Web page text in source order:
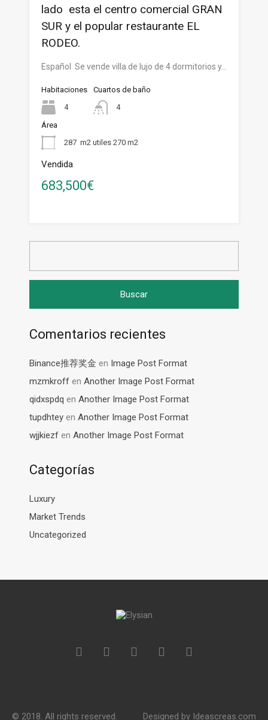
lado esta el centro comercial GRAN
SUR y el popular restaurante EL
RODEO.
Español Se vende villa de lujo de 4 dormitorios y…
Habitaciones
4
Cuartos de baño
4
Área
287 m2 utiles 270 m2
Vendida
683,500€
Comentarios recientes
Binance推荐奖金 en Image Post Format
mzmkroff en Another Image Post Format
qidxspdq en Another Image Post Format
tupdhtey en Another Image Post Format
wjjkiezf en Another Image Post Format
Categorías
Luxury
Market Trends
Uncategorized
© 2018. All rights reserved. Designed by Ideascreas.com